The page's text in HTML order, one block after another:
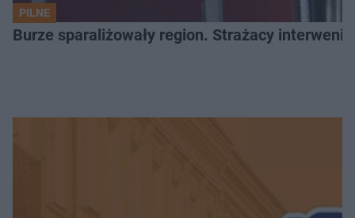
PILNE
Burze sparaliżowały region. Strażacy